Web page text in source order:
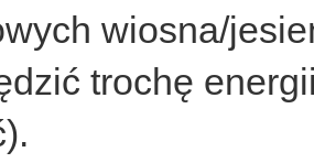
wiosna/
trochę